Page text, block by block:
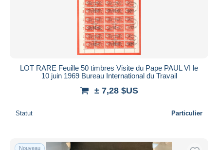
LOT RARE Feuille 50 timbres Visite du Pape PAUL VI le
10 juin 1969 Bureau International du Travail
± 7,28 $US
Statut Particulier
Nouveau